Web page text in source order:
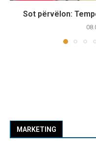
Sot përvëlon:
MARKETING